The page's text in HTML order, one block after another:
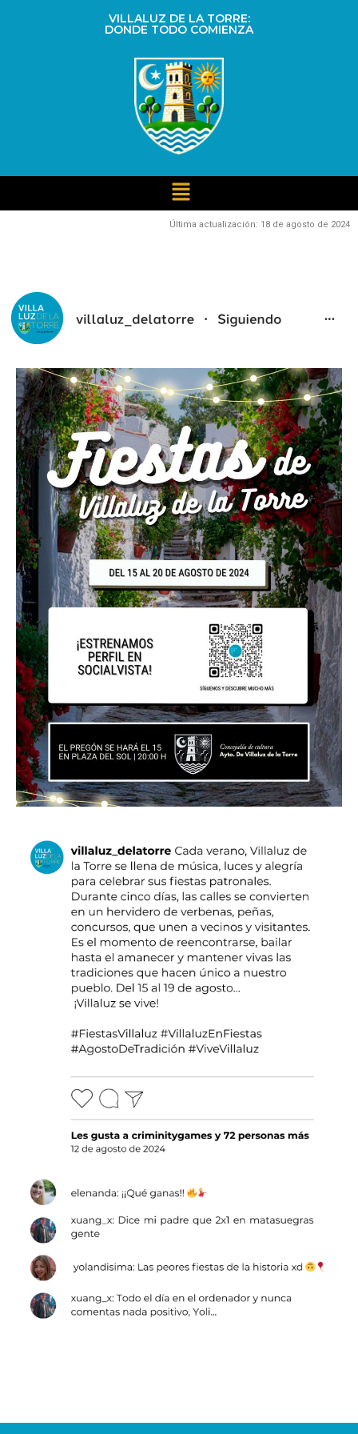
VILLALUZ DE LA TORRE:
DONDE TODO COMIENZA
Última actualización: 18 de agosto de 2024